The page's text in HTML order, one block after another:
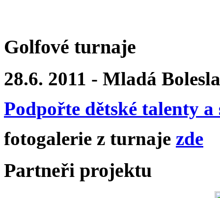
Golfové turnaje
28.6. 2011 - Mladá
Podpořte dětské talenty
fotogalerie z turnaje zde
Partneři projektu